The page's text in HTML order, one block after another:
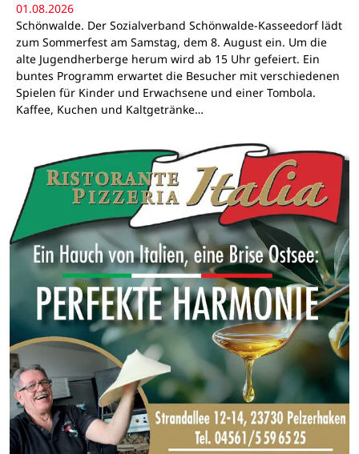
01.08.2026
Schönwalde. Der Sozialverband Schönwalde-Kasseedorf lädt
zum Sommerfest am Samstag, dem 8. August ein. Um die
alte Jugendherberge herum wird ab 15 Uhr gefeiert. Ein
buntes Programm erwartet die Besucher mit verschiedenen
Spielen für Kinder und Erwachsene und einer Tombola.
Kaffee, Kuchen und Kaltgetränke…